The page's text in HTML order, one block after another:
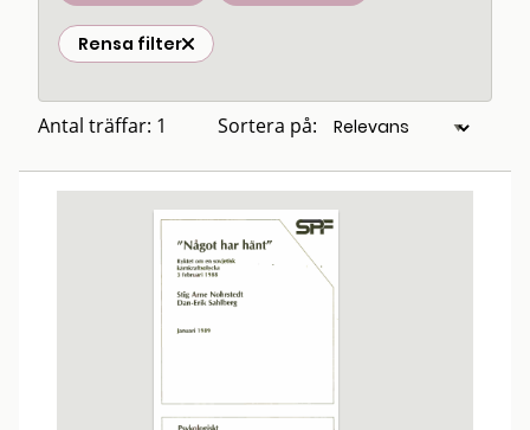
Rensa filter
Antal träffar: 1 Sortera på: